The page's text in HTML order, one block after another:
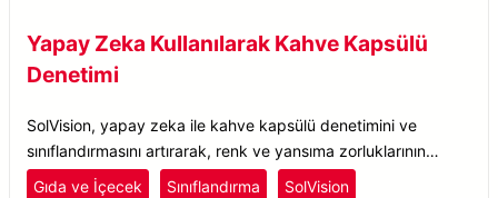
Yapay Zeka Kullanılarak Kahve Kapsülü
Denetimi
SolVision, yapay zeka ile kahve kapsülü denetimini ve
sınıflandırmasını artırarak, renk ve yansıma zorluklarının
üstesinden gelirken varlık/yokluk tespitini garantiliyor.
Gıda ve İçecek Sınıflandırma SolVision